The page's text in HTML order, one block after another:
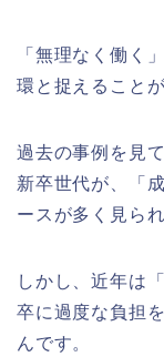
「無理なく働く
環と捉えること
過去の事例を見
新卒世代が、「
ースが多く見ら
しかし、近年は
卒に過度な負担
んです。